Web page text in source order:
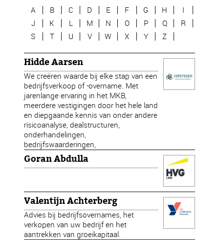
A B C D E F G H
I
J
K L M N O P Q
R
S
T U V W X Y Z
Hidde Aarsen
We creëren waarde bij elke stap van een
bedrijfsverkoop of -overname. Met
jarenlange ervaring in het MKB,
meerdere vestigingen door het hele land
en diepgaande kennis van onder andere
risicoanalyse, dealstructuren,
onderhandelingen,
bedrijfswaarderingen,
Goran Abdulla
Valentijn Achterberg
Advies bij bedrijfsovernames, het
verkopen van uw bedrijf en het
aantrekken van groeikapitaal.